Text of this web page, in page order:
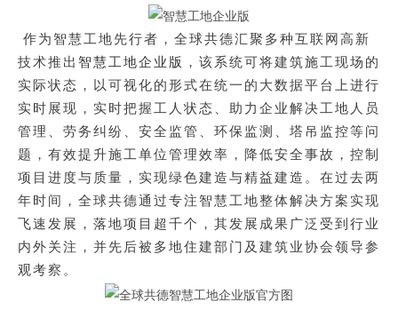
作为智慧工地先行者，全球共德汇聚多种互联网高新
技术推出 智慧工地企业版
，该系统可将建筑施工现场的
实际状态，以可视化的形式在统一的大数据平台上进行
实时展现，实时把握工人状态、 助力企业解决工地人员
管理、劳务纠纷、安全监管、环保监测、塔吊监控等问
题 ，有效提升施工单位管理效率，降低安全事故，控制
项目进度与质量，实现绿色建造与精益建造。在过去两
年时间，全球共德通过专注智慧工地整体解决方案实现
飞速发展，落地项目超千个，其发展成果广泛受到行业
内外关注，并先后被多地住建部门及建筑业协会领导参
观考察。